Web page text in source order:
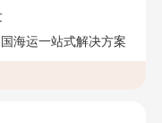
海运一站式解决方案